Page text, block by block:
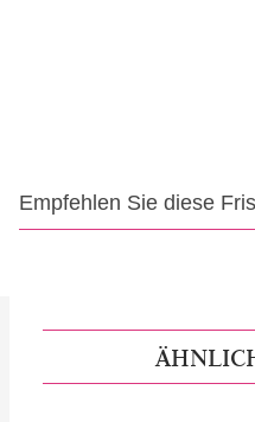
Empfehlen Sie diese